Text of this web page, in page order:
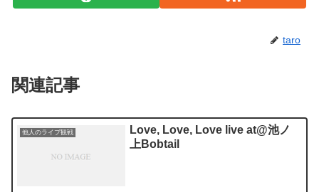
taro
関連記事
他人のライブ観戦
Love, Love, Love live at@池ノ
上Bobtail